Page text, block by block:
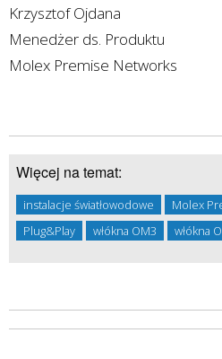
Krzysztof Ojdana
Menedżer ds. Produktu
Molex Premise Networks
Więcej na temat:
instalacje światłowodowe Molex
Plug&Play
włókna OM3 włókna